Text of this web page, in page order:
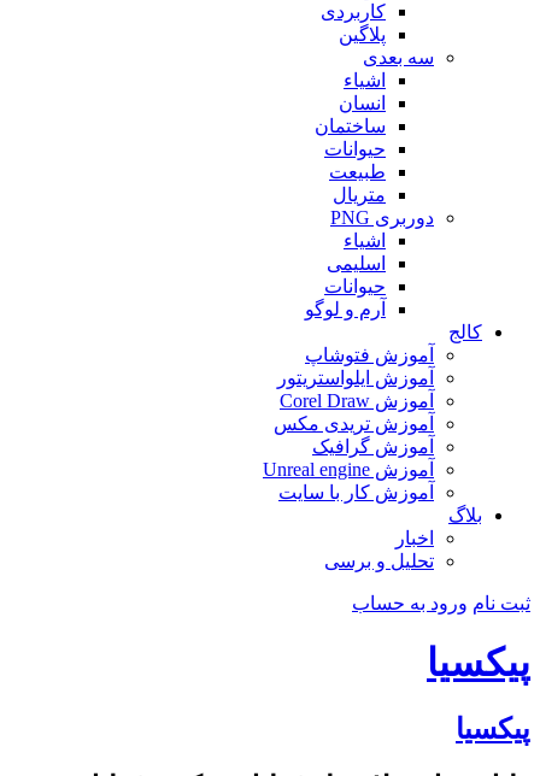
کاربردی
پلاگین
سه بعدی
اشیاء
انسان
ساختمان
حیوانات
طبیعت
متریال
دوربری PNG
اشیاء
اسلیمی
حیوانات
آرم و لوگو
کالج
آموزش فتوشاپ
آموزش ایلواستریتور
آموزش Corel Draw
آموزش تریدی مکس
آموزش گرافیک
آموزش Unreal engine
آموزش کار با سایت
بلاگ
اخبار
تحلیل و برسی
ثبت نام ورود به حساب
پیکسیا
پیکسیا